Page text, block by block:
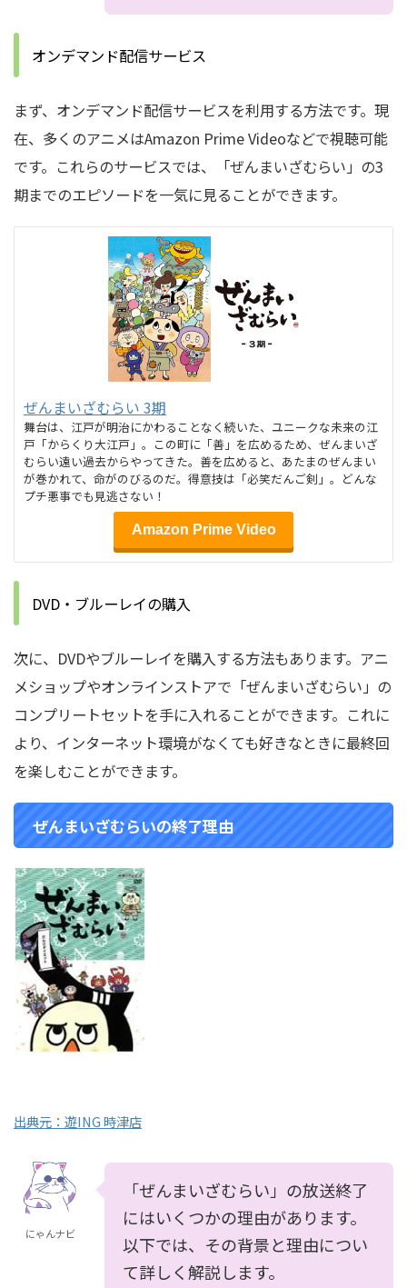
オンデマンド配信サービス
まず、オンデマンド配信サービスを利用する方法です。 現
在、多くのアニメはAmazon Prime Videoなどで視聴可能
です。 これらのサービスでは、「ぜんまいざむらい」の3
期までのエピソードを一気に見ることができます。
ぜんまいざむらい 3期
舞台は、江戸が明治にかわることなく続いた、ユニークな未来の江
戸「からくり大江戸」。この町に「善」を広めるため、ぜんまいざ
むらい遠い過去からやってきた。善を広めると、あたまのぜんまい
が巻かれて、命がのびるのだ。得意技は「必笑だんご剣」。どんな
プチ悪事でも見逃さない！
Amazon Prime Video
DVD・ブルーレイの購入
次に、DVDやブルーレイを購入する方法もあります。 アニ
メショップやオンラインストアで「ぜんまいざむらい」の
コンプリートセットを手に入れることができます。 これに
より、インターネット環境がなくても好きなときに最終回
を楽しむことができます。
ぜんまいざむらいの終了理由
出典元：遊ING 時津店
にゃんナビ
「ぜんまいざむらい」の放送終了
にはいくつかの理由があります。
以下では、その背景と理由につい
て詳しく解説します。